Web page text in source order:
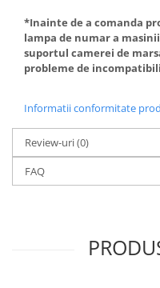
*Inainte de a comanda
lampa de numar a
suportul camerei de
probleme de
Informatii conformitate
Review-uri(0)
FAQ